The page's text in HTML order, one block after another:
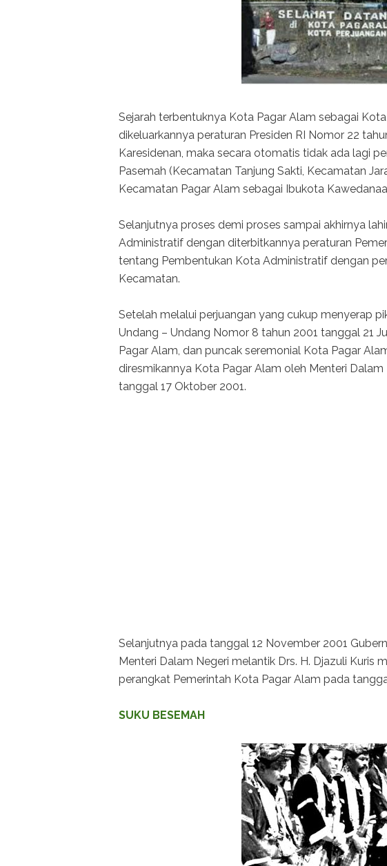
Sejarah terbentuknya Kota Pagar Alam sebagai
dikeluarkannya peraturan Presiden RI Nomor 22
Karesidenan, maka secara otomatis tidak ada lagi
Pasemah (Kecamatan Tanjung Sakti, Kecamatan
Kecamatan Pagar Alam sebagai Ibukota
Selanjutnya proses demi proses sampai akhirnya
Administratif dengan diterbitkannya peraturan
tentang Pembentukan Kota Administratif dengan
Kecamatan.
Setelah melalui perjuangan yang cukup menyerap
Undang – Undang Nomor 8 tahun 2001 tanggal 21
Pagar Alam, dan puncak seremonial Kota Pagar
diresmikannya Kota Pagar Alam oleh Menteri
tanggal 17 Oktober 2001.
Selanjutnya pada tanggal 12 November 2001
Menteri Dalam Negeri melantik Drs. H. Djazuli Kuris
perangkat Pemerintah Kota Pagar Alam pada
SUKU BESEMAH